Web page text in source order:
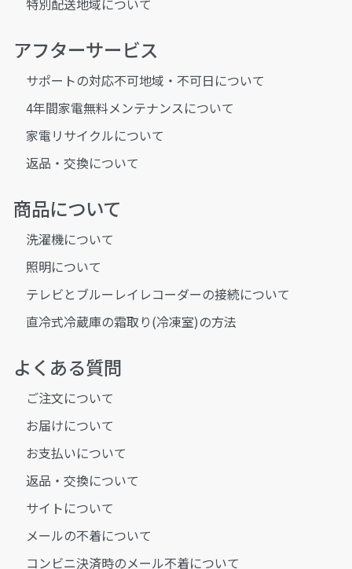
アフターサービス
サポートの対応不可地域・不可日について
4年間家電無料メンテナンスについて
家電リサイクルについて
返品・交換について
商品について
洗濯機について
照明について
テレビとブルーレイレコーダーの接続について
直冷式冷蔵庫の霜取り(冷凍室)の方法
よくある質問
ご注文について
お届けについて
お支払いについて
返品・交換について
サイトについて
メールの不着について
コンビニ決済時のメール不着について